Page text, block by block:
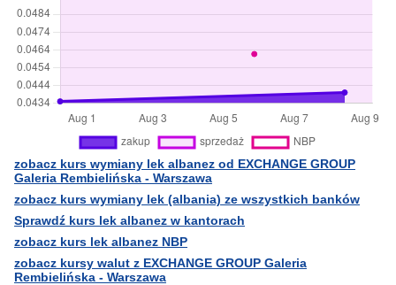
zobacz kurs wymiany lek albanez od EXCHANGE GROUP
Galeria Rembielińska - Warszawa
zobacz kurs wymiany lek (albania) ze wszystkich banków
Sprawdź kurs lek albanez w kantorach
zobacz kurs lek albanez NBP
zobacz kursy walut z EXCHANGE GROUP Galeria
Rembielińska - Warszawa